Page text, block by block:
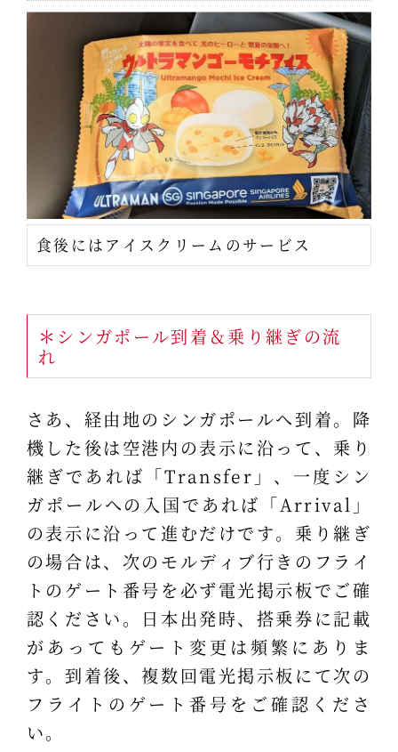
食後にはアイスクリームのサービス
＊シンガポール到着＆乗り継ぎの流
れ
さあ、経由地のシンガポールへ到着。降
機した後は空港内の表示に沿って、乗り
継ぎであれば「Transfer」、一度シン
ガポールへの入国であれば「Arrival」
の表示に沿って進むだけです。乗り継ぎ
の場合は、次のモルディブ行きのフライ
トのゲート番号を必ず電光掲示板でご確
認ください。日本出発時、搭乗券に記載
があってもゲート変更は頻繁にありま
す。到着後、複数回電光掲示板にて次の
フライトのゲート番号をご確認くださ
い。